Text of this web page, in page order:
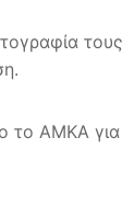
το ΑΜΚΑ